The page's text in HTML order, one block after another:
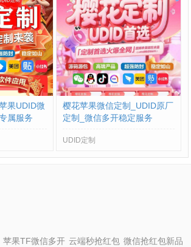
果UDID微
属服务
樱花苹果微信定制_UDID原厂
定制_微信多开稳定服务
UDID定制
苹果TF微信多开 云端秒抢红包 微信抢红包新品